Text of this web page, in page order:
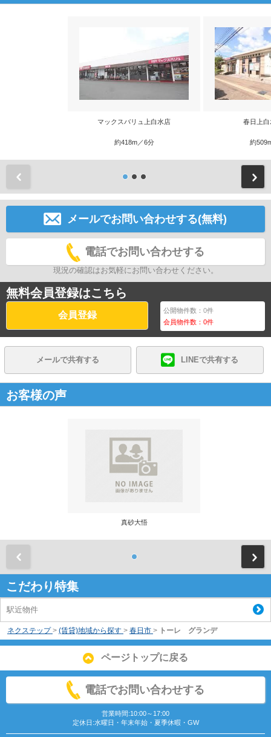
マックスバリュ上白水店
約418m／6分
春日上
約
メールでお問い合わせする(無料)
電話でお問い合わせする
現況の確認はお気軽にお問い合わせください。
無料会員登録はこちら
会員登録 公開物件数：0件
会員物件数：0件
メールで共有する LINEで共有する
お客様の声
真砂大悟
こだわり特集
駅近物件
ネクステップ > (賃貸)地域から探す > 春日市 > トーレ グランデ
ページトップに戻る
電話でお問い合わせする
営業時間:10:00～17:00
定休日:水曜日・年末年始・夏季休暇・GW